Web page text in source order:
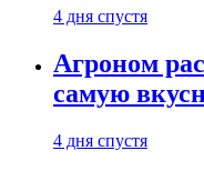
4 дня спустя
Агроном
самую
4 дня спустя